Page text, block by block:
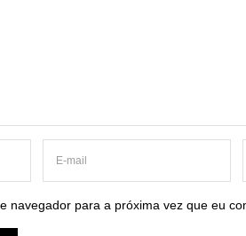
navegador para a próxima vez que eu